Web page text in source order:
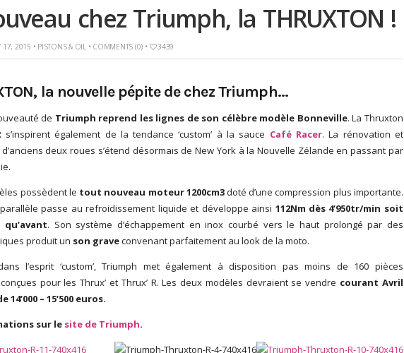
chez Triumph, la THRUXTON !
2015 • PISTONS & OIL• COMMENTS (0) • 3439
la nouvelle pépite de chez Triumph…
de Triumph reprend les lignes de son célèbre modèle Bonneville. La Thruxton
également de la tendance ‘custom’ à la sauce Café Racer. La rénovation et
deux roues s’étend désormais de New York à la Nouvelle Zélande en passant par
possèdent le tout nouveau moteur 1200cm3doté d’une compression plus importante.
passe au refroidissement liquide et développe ainsi 112Nm dès 4’950tr/min soit
. Son système d’échappement en inox courbé vers le haut prolongé par des
produit un son graveconvenant parfaitement au look de la moto.
l’esprit ‘custom’, Triumph met également à disposition pas moins de 160 pièces
pour les Thrux’ et Thrux’ R. Les deux modèles devraient se vendre courant Avril
14’000 – 15’500 euros.
sur le site de Triumph.